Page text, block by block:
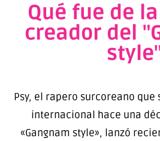
Qué fue de
creador del
Psy, el rapero surcoreano
internacional hace una
«Gangnam style», lanzó